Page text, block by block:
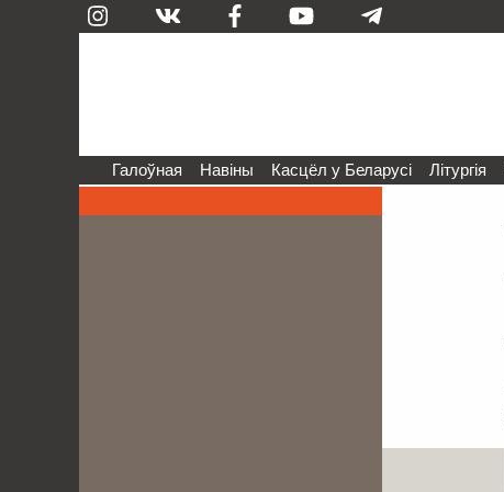
Галоўная Навіны Касцёл у Беларусі Літургія